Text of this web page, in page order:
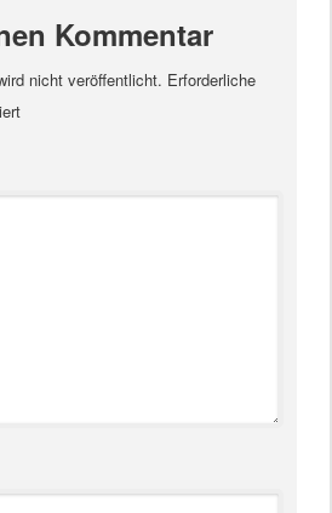
Kommentar
nicht veröffentlicht. Erforderliche